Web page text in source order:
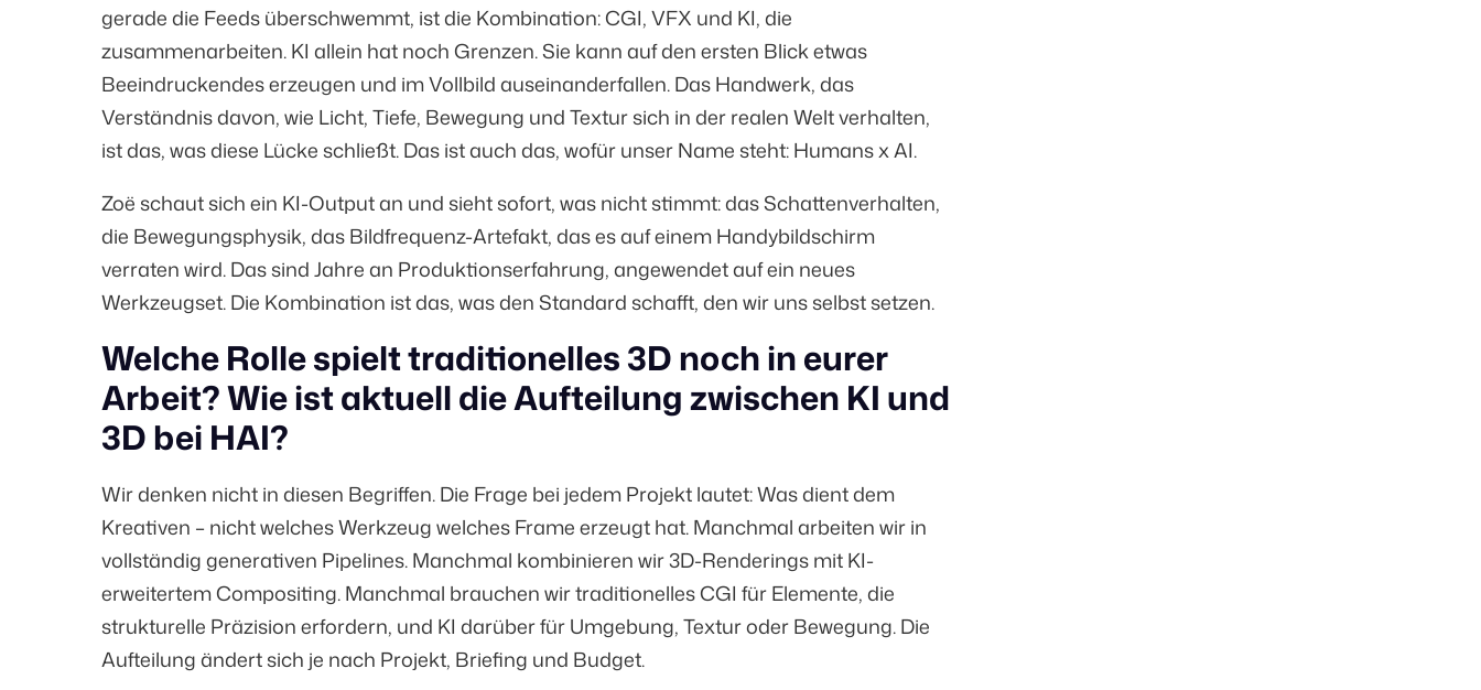
gerade die Feeds überschwemmt, ist die Kombination: CGI, VFX und KI, die
zusammenarbeiten. KI allein hat noch Grenzen. Sie kann auf den ersten Blick etwas
Beeindruckendes erzeugen und im Vollbild auseinanderfallen. Das Handwerk, das
Verständnis davon, wie Licht, Tiefe, Bewegung und Textur sich in der realen Welt verhalten,
ist das, was diese Lücke schließt. Das ist auch das, wofür unser Name steht: Humans x AI.
Zoë schaut sich ein KI-Output an und sieht sofort, was nicht stimmt: das Schattenverhalten,
die Bewegungsphysik, das Bildfrequenz-Artefakt, das es auf einem Handybildschirm
verraten wird. Das sind Jahre an Produktionserfahrung, angewendet auf ein neues
Werkzeugset. Die Kombination ist das, was den Standard schafft, den wir uns selbst setzen.
Welche Rolle spielt traditionelles 3D noch in eurer
Arbeit? Wie ist aktuell die Aufteilung zwischen KI und
3D bei HAI?
Wir denken nicht in diesen Begriffen. Die Frage bei jedem Projekt lautet: Was dient dem
Kreativen – nicht welches Werkzeug welches Frame erzeugt hat. Manchmal arbeiten wir in
vollständig generativen Pipelines. Manchmal kombinieren wir 3D-Renderings mit KI-
erweitertem Compositing. Manchmal brauchen wir traditionelles CGI für Elemente, die
strukturelle Präzision erfordern, und KI darüber für Umgebung, Textur oder Bewegung. Die
Aufteilung ändert sich je nach Projekt, Briefing und Budget.